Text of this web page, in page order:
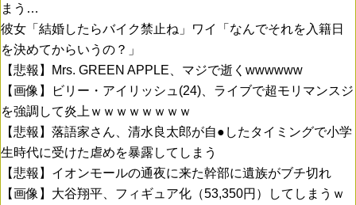
まう…
彼女「結婚したらバイク禁止ね」ワイ「なんでそれを入籍日
を決めてからいうの？」
【悲報】Mrs. GREEN APPLE、マジで逝くwwwwww
【画像】ビリー・アイリッシュ(24)、ライブで超モリマンスジ
を強調して炎上ｗｗｗｗｗｗｗｗ
【悲報】落語家さん、清水良太郎が自●したタイミングで小学
生時代に受けた虐めを暴露してしまう
【悲報】イオンモールの通夜に来た幹部に遺族がブチ切れ
【画像】大谷翔平、フィギュア化（53,350円）してしまうｗ